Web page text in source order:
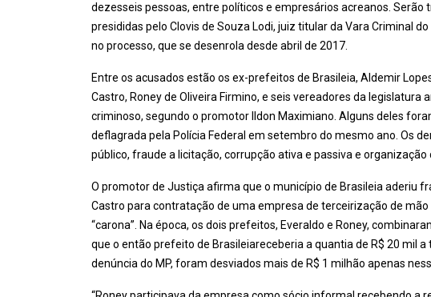
dezesseis pessoas, entre políticos e empresários acreanos.
presididas pelo Clovis de Souza Lodi, juiz titular da Vara Criminal
no processo, que se desenrola desde abril de 2017.
Entre os acusados estão os ex-prefeitos de Brasileia, Aldemir
Castro, Roney de Oliveira Firmino, e seis vereadores da
criminoso, segundo o promotor Ildon Maximiano. Alguns deles
deflagrada pela Polícia Federal em setembro do mesmo ano. Os
público, fraude a licitação, corrupção ativa e passiva e
O promotor de Justiça afirma que o município de Brasileia aderiu
Castro para contratação de uma empresa de terceirização de
“carona”. Na época, os dois prefeitos, Everaldo e Roney,
que o então prefeito de Brasileiareceberia a quantia de R$ 20 mil
denúncia do MP, foram desviados mais de R$ 1 milhão apenas